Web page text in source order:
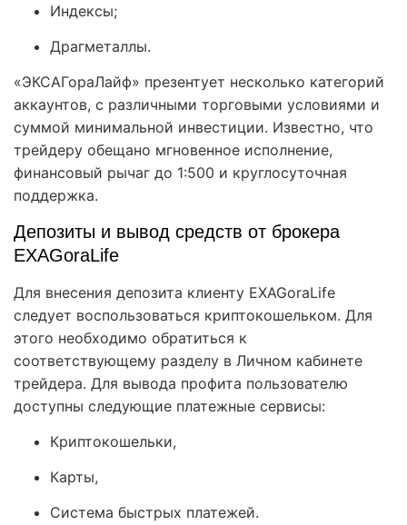
Индексы;
Драгметаллы.
«ЭКСАГораЛайф» презентует несколько категорий
аккаунтов, с различными торговыми условиями и
суммой минимальной инвестиции. Известно, что
трейдеру обещано мгновенное исполнение,
финансовый рычаг до 1:500 и круглосуточная
поддержка.
Депозиты и вывод средств от брокера
EXAGoraLife
Для внесения депозита клиенту EXAGoraLife
следует воспользоваться криптокошельком. Для
этого необходимо обратиться к
соответствующему разделу в Личном кабинете
трейдера. Для вывода профита пользователю
доступны следующие платежные сервисы:
Криптокошельки,
Карты,
Система быстрых платежей.